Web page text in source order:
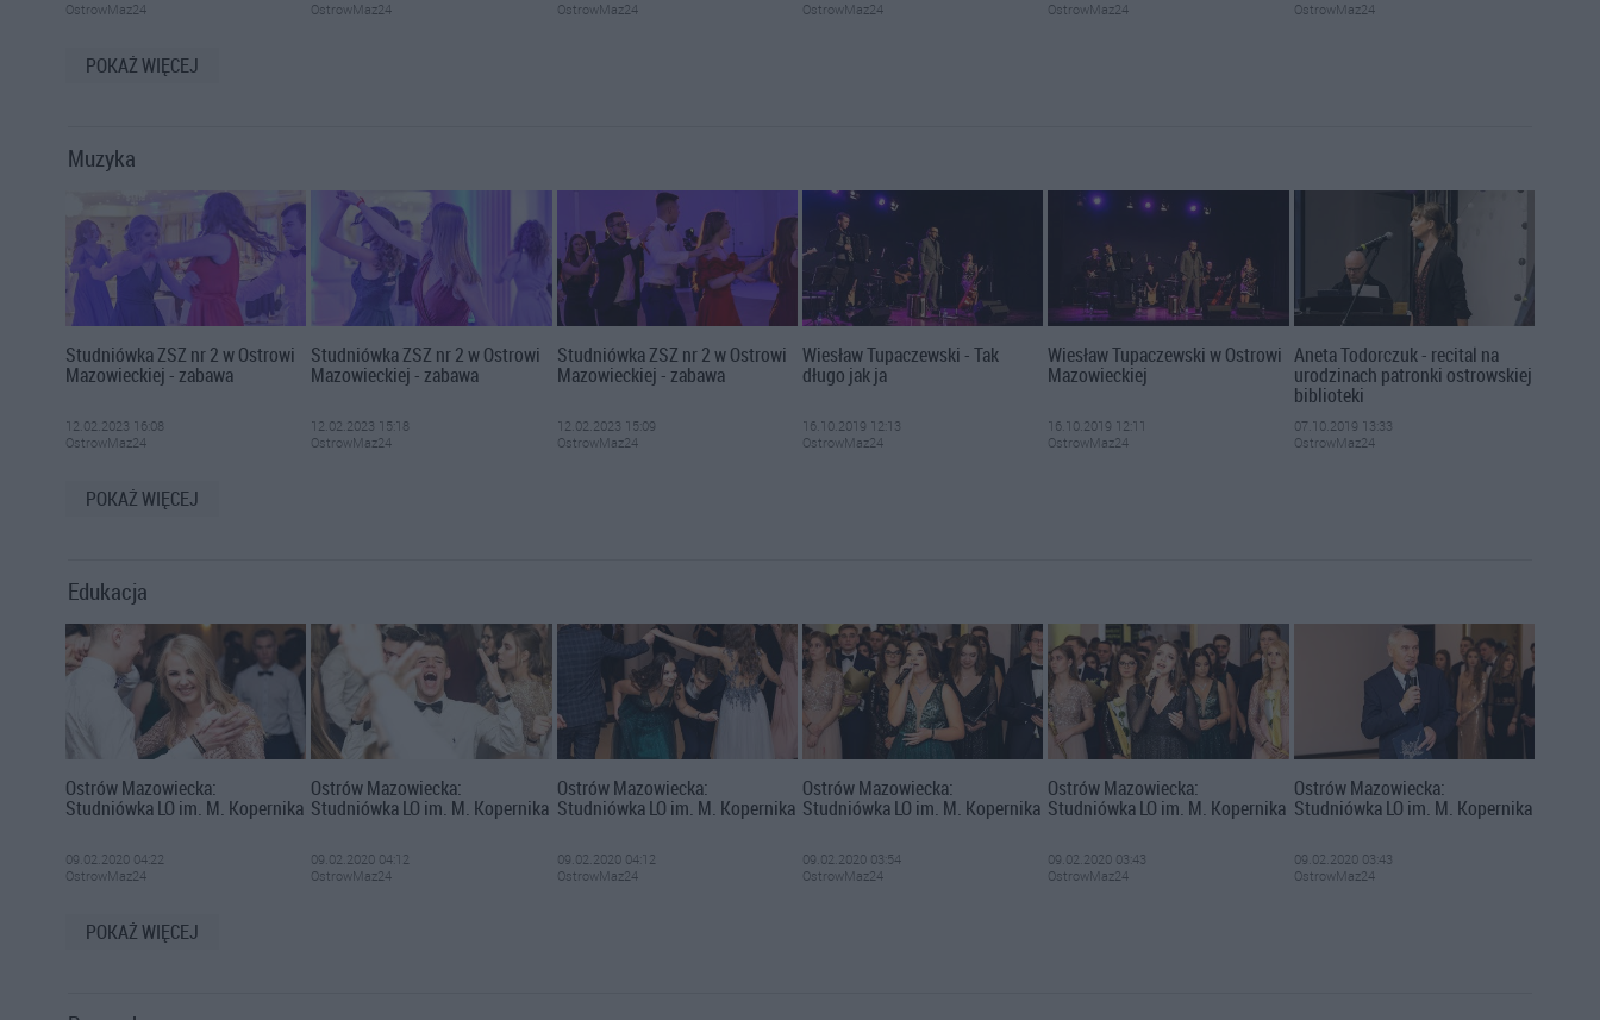
OstrowMaz24
OstrowMaz24
OstrowMaz24
OstrowMaz24
OstrowMaz24
OstrowMaz24
POKAŻ WIĘCEJ
Muzyka
Studniówka ZSZ nr 2 w Ostrowi
Mazowieckiej - zabawa
12.02.2023 16:08
OstrowMaz24
Studniówka ZSZ nr 2 w Ostrowi
Mazowieckiej - zabawa
12.02.2023 15:18
OstrowMaz24
Studniówka ZSZ nr 2 w Ostrowi
Mazowieckiej - zabawa
12.02.2023 15:09
OstrowMaz24
Wiesław Tupaczewski - Tak
długo jak ja
16.10.2019 12:13
OstrowMaz24
Wiesław Tupaczewski w Ostrowi
Mazowieckiej
16.10.2019 12:11
OstrowMaz24
Aneta Todorczuk - recital na
urodzinach patronki ostrowskiej
biblioteki
07.10.2019 13:33
OstrowMaz24
POKAŻ WIĘCEJ
Edukacja
Ostrów Mazowiecka:
Studniówka LO im. M. Kopernika
09.02.2020 04:22
OstrowMaz24
Ostrów Mazowiecka:
Studniówka LO im. M. Kopernika
09.02.2020 04:12
OstrowMaz24
Ostrów Mazowiecka:
Studniówka LO im. M. Kopernika
09.02.2020 04:12
OstrowMaz24
Ostrów Mazowiecka:
Studniówka LO im. M. Kopernika
09.02.2020 03:54
OstrowMaz24
Ostrów Mazowiecka:
Studniówka LO im. M. Kopernika
09.02.2020 03:43
OstrowMaz24
Ostrów Mazowiecka:
Studniówka LO im. M. Kopernika
09.02.2020 03:43
OstrowMaz24
POKAŻ WIĘCEJ